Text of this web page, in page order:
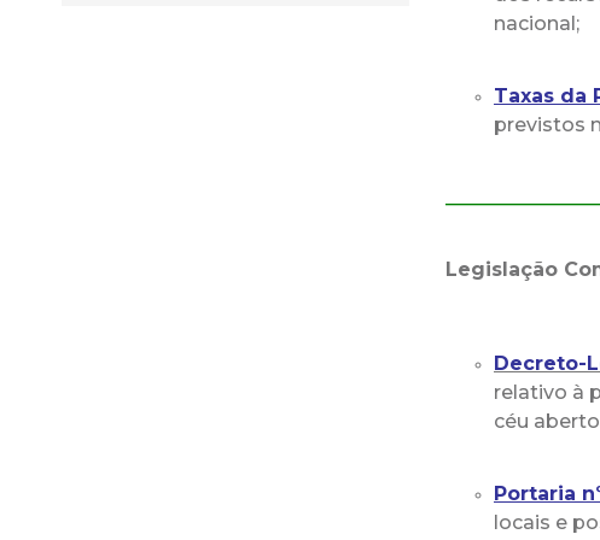
nacional;
Taxas da
previstos
Legislação
Decreto-
relativo à
céu
Portaria
locais e